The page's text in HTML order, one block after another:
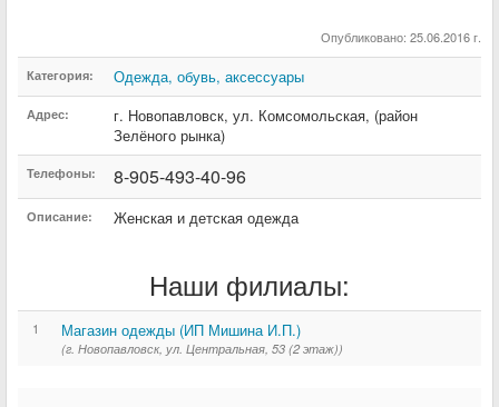
Опубликовано: 25.06.2016 г.
Категория: Одежда, обувь, аксессуары
Адрес: г. Новопавловск, ул. Комсомольская, (район
Зелёного рынка)
Телефоны: 8-905-493-40-96
Описание: Женская и детская одежда
Наши филиалы:
1 Магазин одежды (ИП Мишина И.П.)
(г. Новопавловск, ул. Центральная, 53 (2 этаж))